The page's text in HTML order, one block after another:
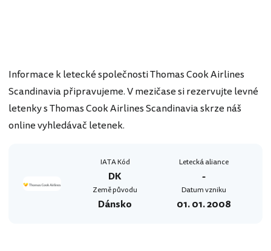
Informace k letecké společnosti Thomas Cook Airlines
Scandinavia připravujeme. V mezičase si rezervujte levné
letenky s Thomas Cook Airlines Scandinavia skrze náš
online vyhledávač letenek.
IATA Kód
DK
Letecká aliance
-
Země původu
Dánsko
Datum vzniku
01. 01. 2008